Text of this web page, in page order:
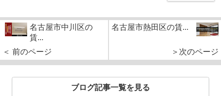
名古屋市中川区の
賃...
＜ 前のページ
名古屋市熱田区の賃...
＞次のページ
ブログ記事一覧を見る